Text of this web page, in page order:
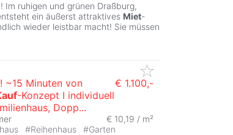
Im ruhigen und grünen Draßburg,
ein äußerst attraktives Miet-
wieder leistbar macht! Sie müssen
! ~15 Minuten von
-Konzept I individuell
Dopp...
€ 1.100,-
€ 10,19 / m²
#Reihenhaus #Garten